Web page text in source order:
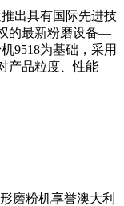
出具有国际先进技
的最新粉磨设备—
9518为基础，采用
产品粒度、性能
磨粉机享誉澳大利